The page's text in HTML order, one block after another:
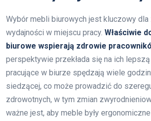
Wybór mebli biurowych jest kluczowy dla
wydajności w miejscu pracy. Właściwie
biurowe wspierają zdrowie
perspektywie przekłada się na ich
pracujące w biurze spędzają wiele
siedzącej, co może prowadzić do
zdrowotnych, w tym zmian
ważne jest, aby meble były